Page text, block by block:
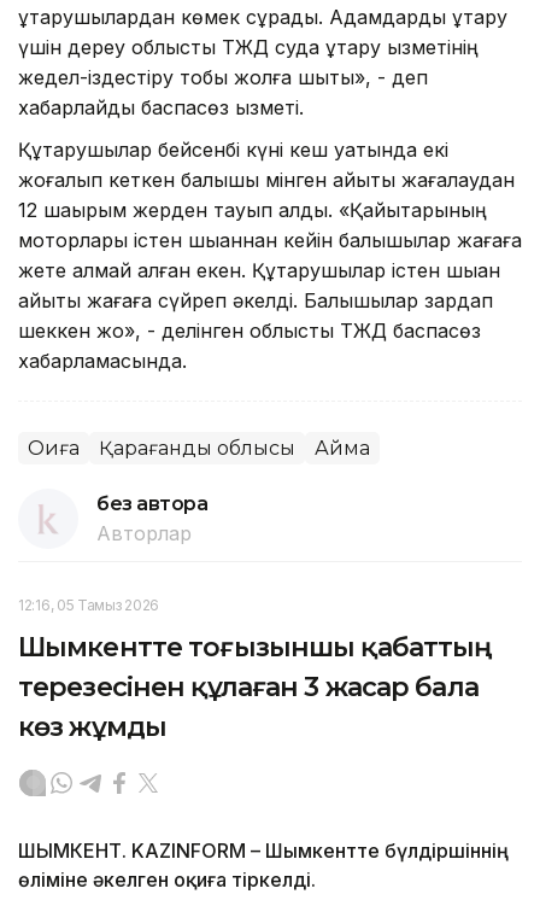
құтқарушылардан көмек сұрады. Адамдарды құтқару
үшін дереу облыстық ТЖД суда құтқару қызметінің
жедел-іздестіру тобы жолға шықты», - деп
хабарлайды баспасөз қызметі.
Құтқарушылар бейсенбі күні кеш уақтында екі
жоғалып кеткен балықшы мінген қайықты жағалаудан
12 шақырым жерден тауып алды. «Қайықтарының
моторлары істен шыққаннан кейін балықшылар жағаға
жете алмай қалған екен. Құтқарушылар істен шыққан
қайықты жағаға сүйреп әкелді. Балықшылар зардап
шеккен жоқ», - делінген облыстық ТЖД баспасөз
хабарламасында.
Оқиға Қарағанды облысы Аймақ
без автора
Авторлар
12:16, 05 Тамыз 2026
Шымкентте тоғызыншы қабаттың
терезесінен құлаған 3 жасар бала
көз жұмды
ШЫМКЕНТ. KAZINFORM – Шымкентте бүлдіршіннің
өліміне әкелген оқиға тіркелді.